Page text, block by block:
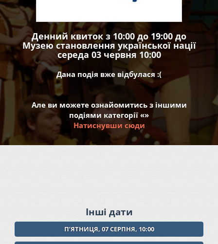
Денний квиток з 10:00 до 19:00 до
Музею становлення української нації
середа 03 червня 10:00
Дана подія вже відбулася :(
Але ви можете ознайомитись з іншими
подіями категорії «»
Натиснувши сюди
Інші дати
ПʼЯТНИЦЯ, 07 СЕРПНЯ, 10:00